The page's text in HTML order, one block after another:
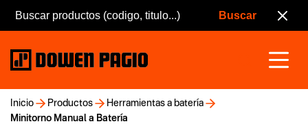
Inicio Productos
Herramientas a batería
Minitorno Manual a Batería